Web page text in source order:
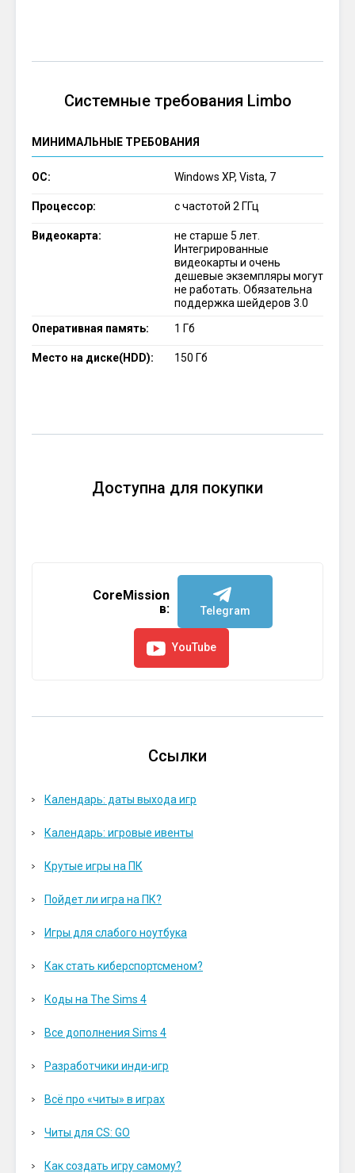
Системные требования Limbo
МИНИМАЛЬНЫЕ ТРЕБОВАНИЯ
ОС: Windows XP, Vista, 7
Процессор: с частотой 2 ГГц
Видеокарта:
не старше 5 лет.
Интегрированные
видеокарты и очень
дешевые экземпляры могут
не работать. Обязательна
поддержка шейдеров 3.0
Оперативная память:
1 Гб
Место на диске(HDD): 150 Гб
Доступна для покупки
CoreMission
в:
Telegram
YouTube
Ссылки
Календарь: даты выхода игр
Календарь: игровые ивенты
Крутые игры на ПК
Пойдет ли игра на ПК?
Игры для слабого ноутбука
Как стать киберспортсменом?
Коды на The Sims 4
Все дополнения Sims 4
Разработчики инди-игр
Всё про «читы» в играх
Читы для CS: GO
Как создать игру самому?